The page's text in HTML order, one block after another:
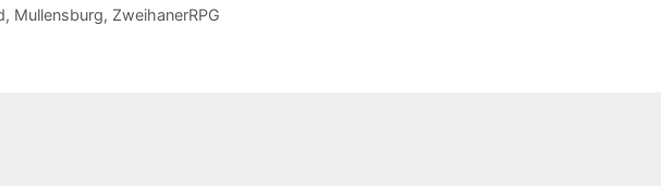
, Mullensburg, ZweihanerRPG